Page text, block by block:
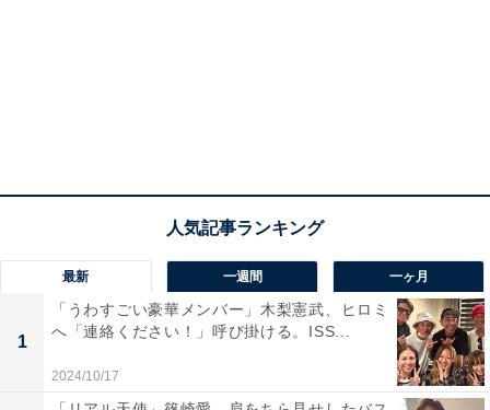
最新 一週間 一ヶ月
1
「うわすごい豪華メンバー」木梨憲武、ヒロミ
へ「連絡ください！」呼び掛ける。ISS...
2024/10/17